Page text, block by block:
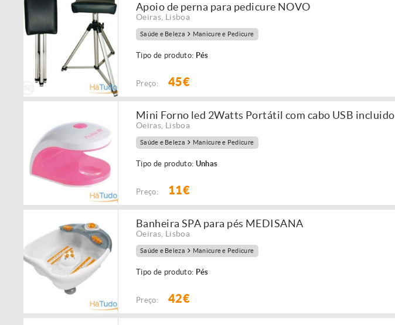
Apoio de perna para pedicure NOVO
Oeiras Lisboa
Saúde e Beleza Manicure e Pedicure
Tipo de produto: Pés
Preço: 45€
Mini Forno led 2Watts Portátil com cabo USB incluido
Oeiras Lisboa
Saúde e Beleza Manicure e Pedicure
Tipo de produto: Unhas
Preço: 11€
Banheira SPA para pés MEDISANA
Oeiras Lisboa
Saúde e Beleza Manicure e Pedicure
Tipo de produto: Pés
Preço: 42€